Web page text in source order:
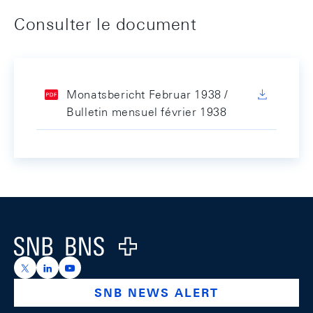
Consulter le document
Monatsbericht Februar 1938 /
Bulletin mensuel février 1938
Logo
https://x.com/snb_bns
https://ch.linkedin.com/company/swiss-national-
https://www.youtube.com/@swissnationalbank
SNB NEWS ALERT